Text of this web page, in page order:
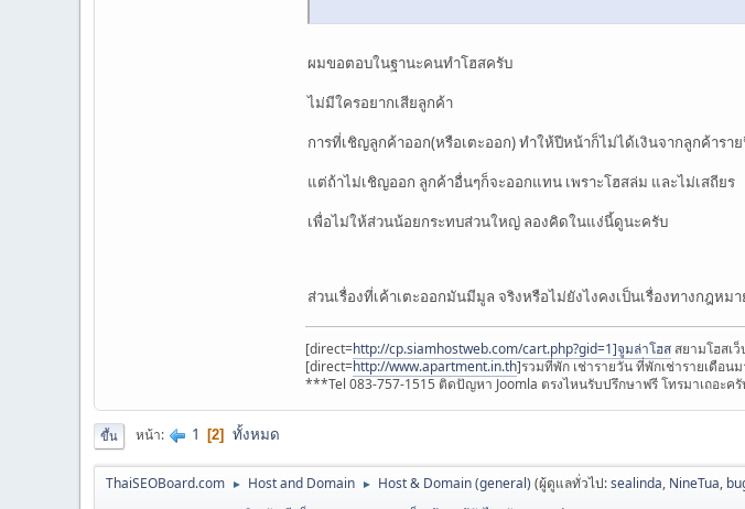
ผมขอตอบในฐานะคนทำโฮสครับ
ไม่มีใครอยากเสียลูกค้า
การที่เชิญลูกค้าออก(หรือเตะออก) ทำให้ปีหน้าก็ไม่ได้เงินจากลูกค้ารา
แต่ถ้าไม่เชิญออก ลูกค้าอื่นๆก็จะออกแทน เพราะโฮสล่ม และไม่เสถียร
เพื่อไม่ให้ส่วนน้อยกระทบส่วนใหญ่ ลองคิดในแง่นี้ดูนะครับ
ส่วนเรื่องที่เค้าเตะออกมันมีมูล จริงหรือไม่ยังไงคงเป็นเรื่องทางกฎห
[direct=http://cp.siamhostweb.com/cart.php?gid=1]จูมล่าโฮส สยามโฮสเ
[direct=http://www.apartment.in.th]รวมที่พัก เช่ารายวัน ที่พักเช่ารายเดือน
***Tel 083-757-1515 ติดปัญหา Joomla ตรงไหนรับปรึกษาฟรี โทรมาเถอะ
ขึ้น หน้า 1 2 ทั้งหมด
ThaiSEOBoard.com ► Host and Domain ► Host & Domain (general) (ผู้ดูแลทั่วไป:sealinda, NineTua,